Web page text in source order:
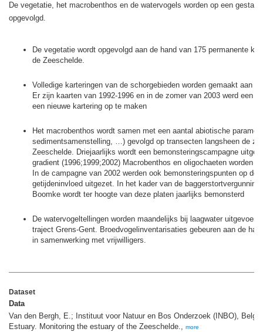
De vegetatie, het macrobenthos en de watervogels worden op een
opgevolgd.
De vegetatie wordt opgevolgd aan de hand van 175 permanente
de Zeeschelde.
Volledige karteringen van de schorgebieden worden gemaakt aan
Er zijn kaarten van 1992-1996 en in de zomer van 2003 werd een
een nieuwe kartering op te maken
Het macrobenthos wordt samen met een aantal abiotische
sedimentsamenstelling, …) gevolgd op transecten langsheen de
Zeeschelde. Driejaarlijks wordt een bemonsteringscampagne
gradient (1996;1999;2002) Macrobenthos en oligochaeten worden
In de campagne van 2002 werden ook bemonsteringspunten op de
getijdeninvloed uitgezet. In het kader van de
Boomke wordt ter hoogte van deze platen jaarlijks bemonsterd
De watervogeltellingen worden maandelijks bij laagwater
traject Grens-Gent. Broedvogelinventarisaties gebeuren aan de
in samenwerking met vrijwilligers.
Dataset
Data
Van den Bergh, E.; Instituut voor Natuur en Bos Onderzoek (INBO),
Estuary. Monitoring the estuary of the Zeeschelde., more